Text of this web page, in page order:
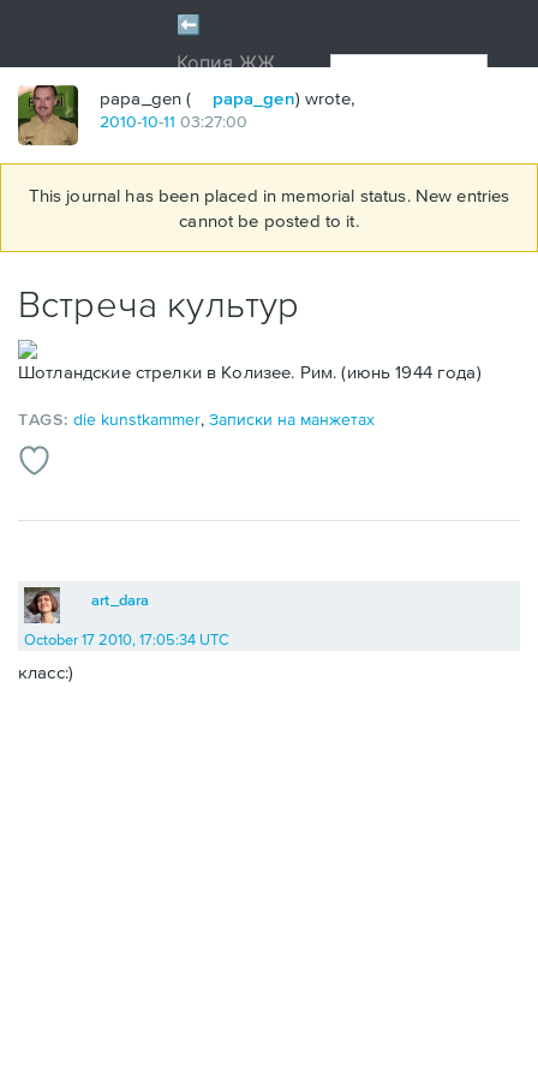
papa_gen ( papa_gen) wrote,
2010-10-11 03:27:00
This journal has been placed in memorial status. New entries
cannot be posted to it.
Встреча культур
Шотландские стрелки в Колизее. Рим. (июнь 1944 года)
TAGS:die kunstkammer,Записки на манжетах
art_dara
October 17 2010, 17:05:34 UTC
класс:)